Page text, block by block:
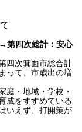
第四次総計：安心
四次箕面市総合計
って、市歳出の増
庭・地域・学校・
成をすすめている
いえず、打開策が